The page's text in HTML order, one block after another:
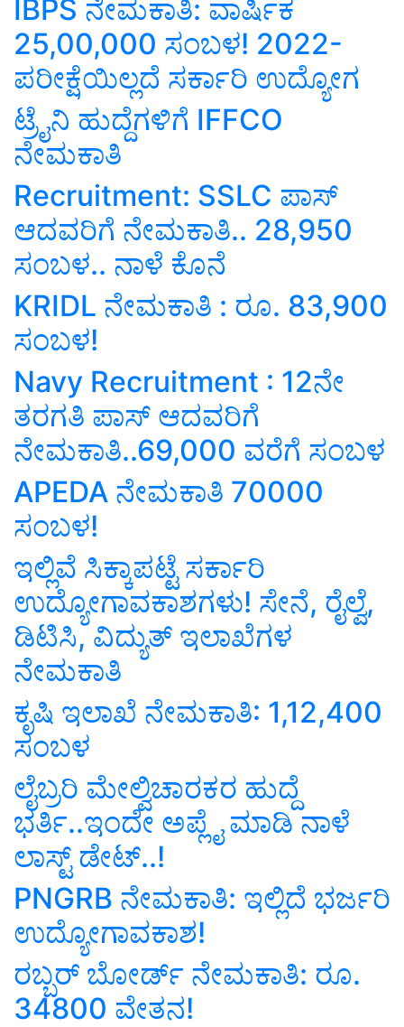
IBPS ನೇಮಕಾತಿ: ವಾರ್ಷಿಕ
25,00,000 ಸಂಬಳ! 2022-
ಪರೀಕ್ಷೆಯಿಲ್ಲದೆ ಸರ್ಕಾರಿ ಉದ್ಯೋಗ
ಟ್ರೈನಿ ಹುದ್ದೆಗಳಿಗೆ IFFCO
ನೇಮಕಾತಿ
Recruitment: SSLC ಪಾಸ್
ಆದವರಿಗೆ ನೇಮಕಾತಿ.. 28,950
ಸಂಬಳ.. ನಾಳೆ ಕೊನೆ
KRIDL ನೇಮಕಾತಿ : ರೂ. 83,900
ಸಂಬಳ!
Navy Recruitment : 12ನೇ
ತರಗತಿ ಪಾಸ್ ಆದವರಿಗೆ
ನೇಮಕಾತಿ..69,000 ವರೆಗೆ ಸಂಬಳ
APEDA ನೇಮಕಾತಿ 70000
ಸಂಬಳ!
ಇಲ್ಲಿವೆ ಸಿಕ್ಕಾಪಟ್ಟೆ ಸರ್ಕಾರಿ
ಉದ್ಯೋಗಾವಕಾಶಗಳು! ಸೇನೆ, ರೈಲ್ವೆ,
ಡಿಟಿಸಿ, ವಿದ್ಯುತ್ ಇಲಾಖೆಗಳ
ನೇಮಕಾತಿ
ಕೃಷಿ ಇಲಾಖೆ ನೇಮಕಾತಿ: 1,12,400
ಸಂಬಳ
ಲೈಬ್ರರಿ ಮೇಲ್ವಿಚಾರಕರ ಹುದ್ದೆ
ಭರ್ತಿ..ಇಂದೇ ಅಪ್ಲೈ ಮಾಡಿ ನಾಳೆ
ಲಾಸ್ಟ್‌ ಡೇಟ್..!
PNGRB ನೇಮಕಾತಿ: ಇಲ್ಲಿದೆ ಭರ್ಜರಿ
ಉದ್ಯೋಗಾವಕಾಶ!
ರಬ್ಬರ್ ಬೋರ್ಡ್ ನೇಮಕಾತಿ: ರೂ.
34800 ವೇತನ!